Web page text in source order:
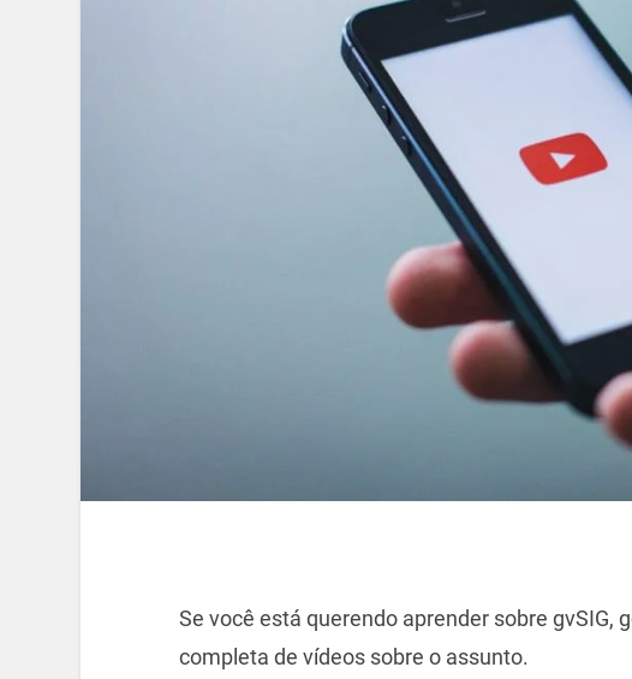
Se você está querendo aprender sobre gvSIG,
completa de vídeos sobre o assunto.